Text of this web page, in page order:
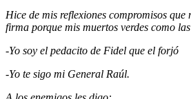
Hice de mis reflexiones compromisos que
firma porque mis muertos verdes como
-Yo soy el pedacito de Fidel que el forjó
-Yo te sigo mi General Raúl.